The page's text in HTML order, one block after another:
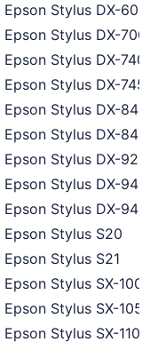
Epson Stylus DX-
Epson Stylus DX-
Epson Stylus DX-
Epson Stylus DX-
Epson Stylus DX-
Epson Stylus DX-
Epson Stylus DX-
Epson Stylus DX-
Epson Stylus DX-
Epson Stylus S20
Epson Stylus S21
Epson Stylus SX-100
Epson Stylus SX-105
Epson Stylus SX-110